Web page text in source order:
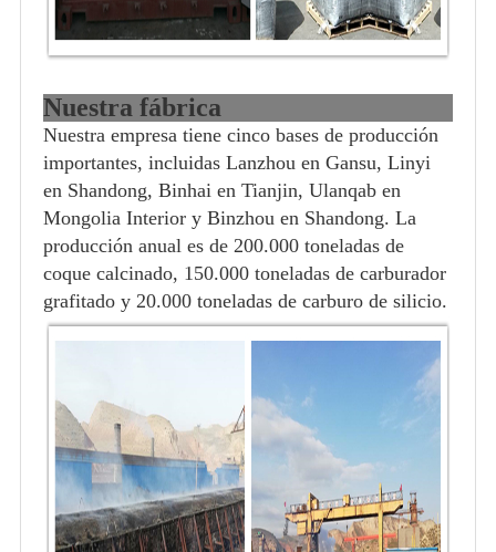
Nuestra fábrica
Nuestra empresa tiene cinco bases de producción
importantes, incluidas Lanzhou en Gansu, Linyi
en Shandong, Binhai en Tianjin, Ulanqab en
Mongolia Interior y Binzhou en Shandong. La
producción anual es de 200.000 toneladas de
coque calcinado, 150.000 toneladas de carburador
grafitado y 20.000 toneladas de carburo de silicio.